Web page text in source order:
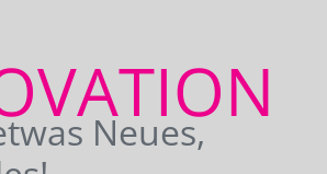
Neues,